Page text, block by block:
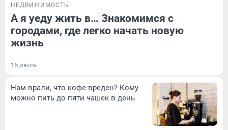
НЕДВИЖИМОСТЬ
А я уеду жить в… Знакомимся с
городами, где легко начать новую
жизнь
15 июля
Нам врали, что кофе вреден? Кому
можно пить до пяти чашек в день